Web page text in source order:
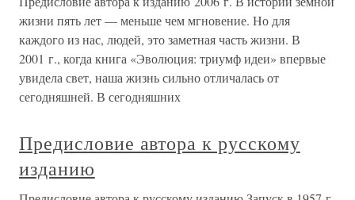
жизни пять лет — меньше чем мгновение. Но для
каждого из нас, людей, это заметная часть жизни. В
2001 г., когда книга «Эволюция: триумф идеи» впервые
увидела свет, наша жизнь сильно отличалась от
сегодняшней. В сегодняшних
Предисловие автора к русскому
изданию